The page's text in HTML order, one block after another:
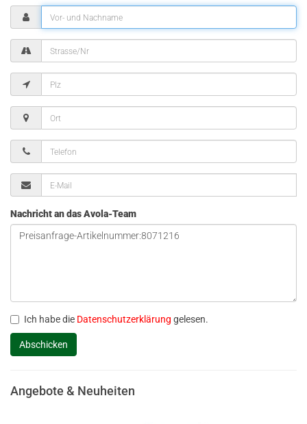
Nachricht an das Avola-Team
Ich habe die Datenschutzerklärung gelesen.
Angebote & Neuheiten